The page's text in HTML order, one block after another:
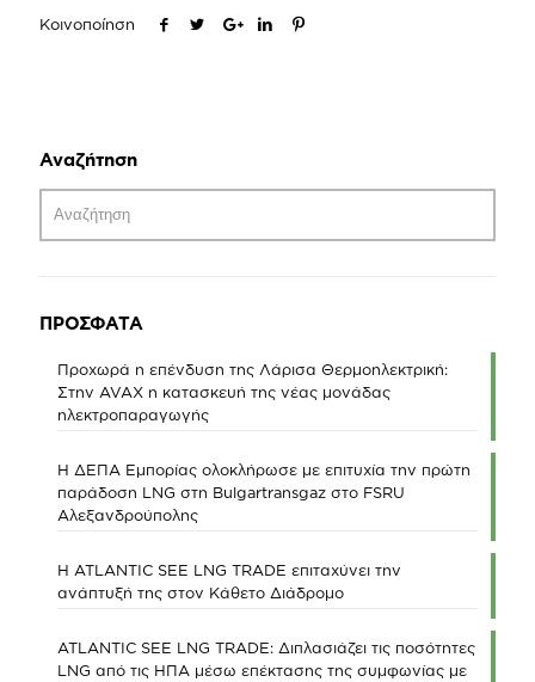
Κοινοποίηση
Αναζήτηση
ΠΡΟΣΦΑΤΑ
Προχωρά η επένδυση της Λάρισα Θερμοηλεκτρική:
Στην AVAX η κατασκευή της νέας μονάδας
ηλεκτροπαραγωγής
Η ΔΕΠΑ Εμπορίας ολοκλήρωσε με επιτυχία την πρώτη
παράδοση LNG στη Bulgartransgaz στο FSRU
Αλεξανδρούπολης
Η ATLANTIC SEE LNG TRADE επιταχύνει την
ανάπτυξή της στον Κάθετο Διάδρομο
ATLANTIC SEE LNG TRADE: Διπλασιάζει τις ποσότητες
LNG από τις ΗΠΑ μέσω επέκτασης της συμφωνίας με